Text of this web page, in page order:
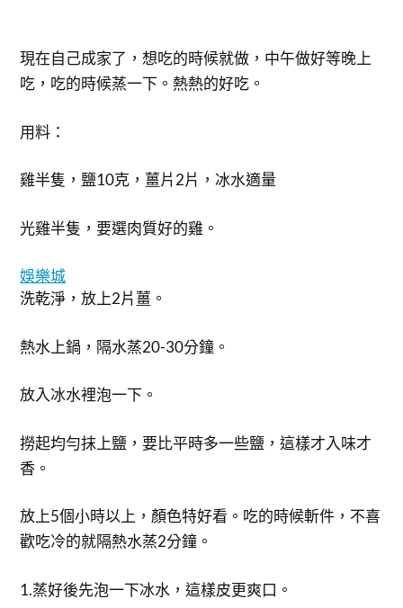
現在自己成家了，想吃的時候就做，中午做好等晚上
吃，吃的時候蒸一下。熱熱的好吃。
用料：
雞半隻，鹽10克，薑片2片，冰水適量
光雞半隻，要選肉質好的雞。
娛樂城
洗乾淨，放上2片薑。
熱水上鍋，隔水蒸20-30分鐘。
放入冰水裡泡一下。
撈起均勻抹上鹽，要比平時多一些鹽，這樣才入味才
香。
放上5個小時以上，顏色特好看。吃的時候斬件，不喜
歡吃冷的就隔熱水蒸2分鐘。
1.蒸好後先泡一下冰水，這樣皮更爽口。